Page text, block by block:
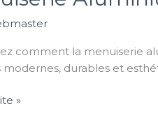
comment la menuiserie
modernes, durables et
»